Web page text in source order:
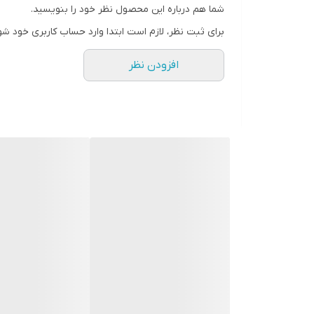
شما هم درباره این محصول نظر خود را بنویسید.
برای ثبت نظر، لازم است ابتدا وارد حساب کاربری خود
افزودن نظر